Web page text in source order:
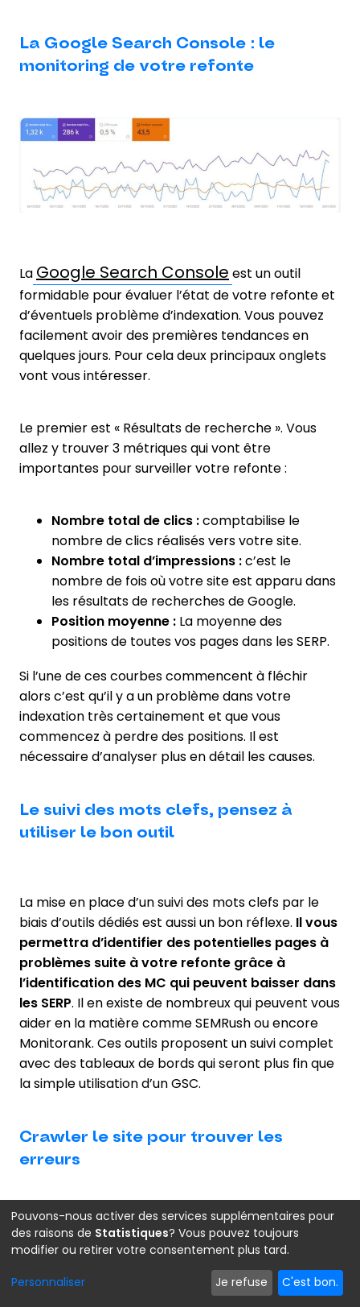
La Google Search Console : le
monitoring de votre refonte
La Google Search Console est un outil
formidable pour évaluer l’état de votre refonte et
d’éventuels problème d’indexation. Vous pouvez
facilement avoir des premières tendances en
quelques jours. Pour cela deux principaux onglets
vont vous intéresser.
Le premier est « Résultats de recherche ». Vous
allez y trouver 3 métriques qui vont être
importantes pour surveiller votre refonte :
Nombre total de clics :comptabilise le
nombre de clics réalisés vers votre site.
Nombre total d’impressions :c’est le
nombre de fois où votre site est apparu dans
les résultats de recherches de Google.
Position moyenne : La moyenne des
positions de toutes vos pages dans les SERP.
Si l’une de ces courbes commencent à fléchir
alors c’est qu’il y a un problème dans votre
indexation très certainement et que vous
commencez à perdre des positions. Il est
nécessaire d’analyser plus en détail les causes.
Le suivi des mots clefs, pensez à
utiliser le bon outil
La mise en place d’un suivi des mots clefs par le
biais d’outils dédiés est aussi un bon réflexe. Il vous
permettra d’identifier des potentielles pages à
problèmes suite à votre refonte grâce à
l’identification des MC qui peuvent baisser dans
les SERP. Il en existe de nombreux qui peuvent vous
aider en la matière comme SEMRush ou encore
Monitorank. Ces outils proposent un suivi complet
avec des tableaux de bords qui seront plus fin que
la simple utilisation d’un GSC.
Crawler le site pour trouver les
erreurs
Crawler un site avec Screaming frog par exemple,
est une bonne chose car cela va vous permettre
notamment de détecter plusieurs éléments qui
peuvent intervenir dans les modifications de
Pouvons-nous activer des services supplémentaires pour
des raisons de Statistiques? Vous pouvez toujours
modifier ou retirer votre consentement plus tard.
Personnaliser Je refuse C'est bon.